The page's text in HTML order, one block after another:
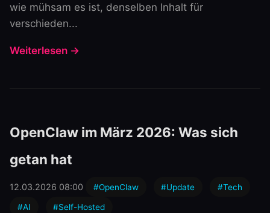
wie mühsam es ist, denselben Inhalt für
verschieden...
Weiterlesen →
OpenClaw im März 2026: Was sich
getan hat
12.03.2026 08:00 #OpenClaw #Update #Tech
#AI #Self-Hosted